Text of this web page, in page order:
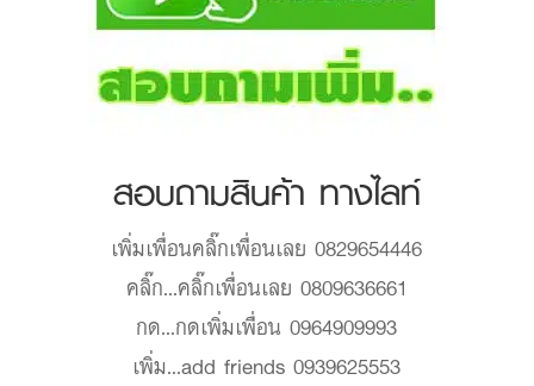
สอบถามสินค้า ทางไลท์
เพิ่มเพื่อนคลิ๊กเพื่อนเลย 0829654446
คลิ๊ก...คลิ๊กเพื่อนเลย 0809636661
กด...กดเพิ่มเพื่อน 0964909993
เพิ่ม...add friends 0939625553